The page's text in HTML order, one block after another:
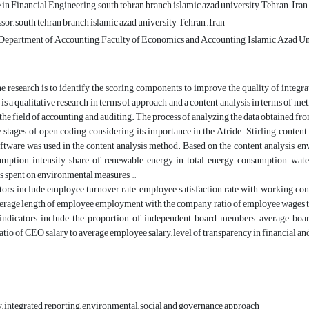
Financial Engineering, south tehran branch islamic azad university, Tehran , Iran
south tehran branch islamic azad university, Tehran , Iran
of Accounting, Faculty of Economics and Accounting, Islamic Azad
research is to identify the scoring components to improve the quality of
a qualitative research in terms of approach and a content analysis in terms of
field of accounting and auditing. The process of analyzing the data obtained
of open coding, considering its importance in the Atride-Stirling
was used in the content analysis method. Based on the content analysis,
intensity, share of renewable energy in total energy consumption,
spent on environmental measures…
include employee turnover rate, employee satisfaction rate with working
length of employee employment with the company, ratio of employee
include the proportion of independent board members, average
of CEO salary to average employee salary, level of transparency in